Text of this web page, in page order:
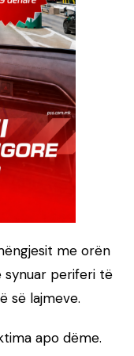
me orën
synuar periferi të
së lajmeve.
apo dëme.